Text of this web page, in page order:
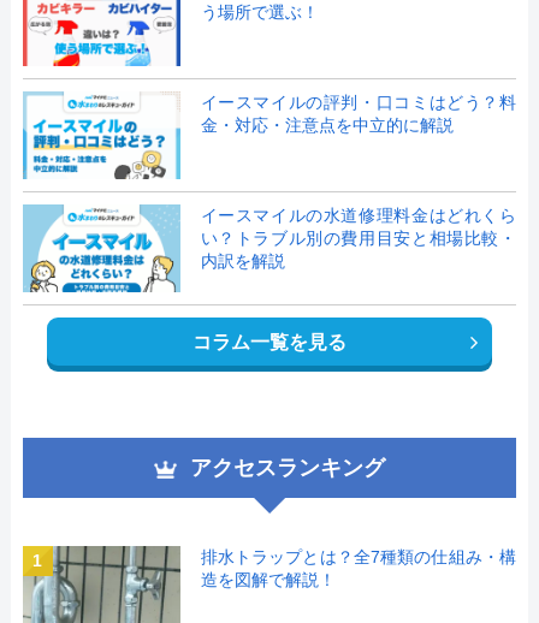
う場所で選ぶ！
イースマイルの評判・口コミはどう？料
金・対応・注意点を中立的に解説
イースマイルの水道修理料金はどれくら
い？トラブル別の費用目安と相場比較・
内訳を解説
コラム一覧を見る
アクセスランキング
1
排水トラップとは？全7種類の仕組み・構
造を図解で解説！